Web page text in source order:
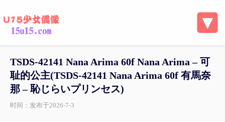
TSDS-42141 Nana Arima 60f Nana Arima – 可
耻的公主(TSDS-42141 Nana Arima 60f 有馬奈
那 – 恥じらいプリンセス)
时间：发布于2026-7-3